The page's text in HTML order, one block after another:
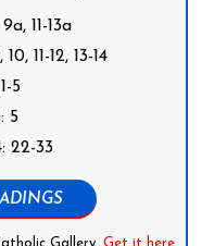
11-13a
11-12, 13-14
5
5
22-33
Gallery. Get it here